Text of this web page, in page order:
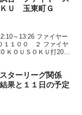
ＫＵ 玉東町Ｇ
～13:26 ファイヤー
１００ ２ ファイヤ
ＫＯＵＳＯＫＵ打20安
ターリーグ関係
果と１１日の予定